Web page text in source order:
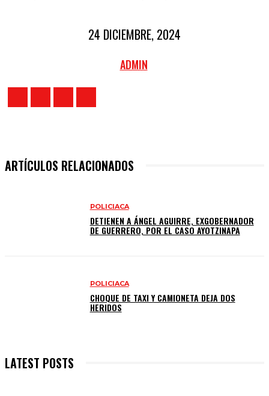
24 DICIEMBRE, 2024
ADMIN
ARTÍCULOS RELACIONADOS
POLICIACA
DETIENEN A ÁNGEL AGUIRRE, EXGOBERNADOR
DE GUERRERO, POR EL CASO AYOTZINAPA
POLICIACA
CHOQUE DE TAXI Y CAMIONETA DEJA DOS
HERIDOS
LATEST POSTS